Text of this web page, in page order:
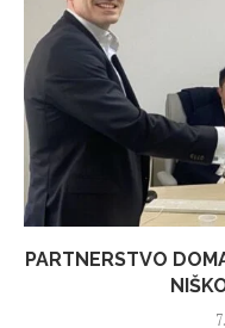
PARTNERSTVO